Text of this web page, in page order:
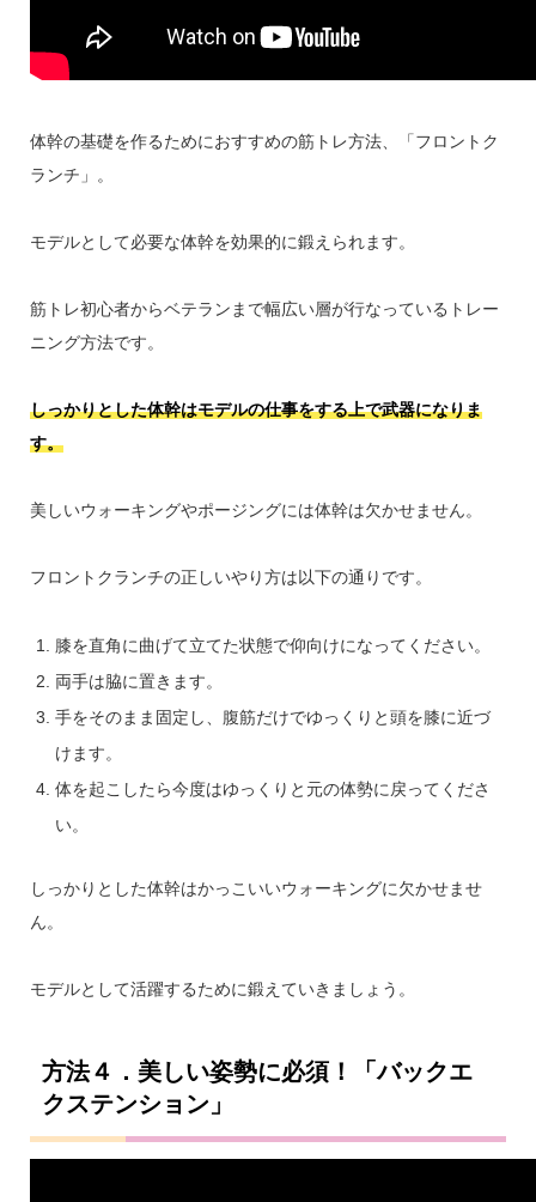
体幹の基礎を作るためにおすすめの筋トレ方法、「フロントク
ランチ」。
モデルとして必要な体幹を効果的に鍛えられます。
筋トレ初心者からベテランまで幅広い層が行なっているトレー
ニング方法です。
しっかりとした体幹はモデルの仕事をする上で武器になりま
す。
美しいウォーキングやポージングには体幹は欠かせません。
フロントクランチの正しいやり方は以下の通りです。
膝を直角に曲げて立てた状態で仰向けになってください。
両手は脇に置きます。
手をそのまま固定し、腹筋だけでゆっくりと頭を膝に近づ
けます。
体を起こしたら今度はゆっくりと元の体勢に戻ってくださ
い。
しっかりとした体幹はかっこいいウォーキングに欠かせませ
ん。
モデルとして活躍するために鍛えていきましょう。
方法４．美しい姿勢に必須！「バックエ
クステンション」